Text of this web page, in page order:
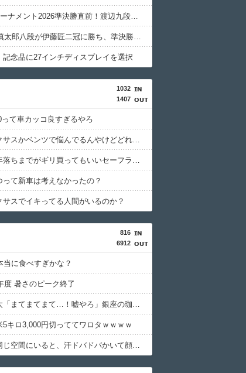
ABEMA地域トーナメント2026準決勝直前！渡辺九段のガチ優勝予想＆予選丸わかりＳP
【JT杯】斎藤慎太郎八段が伊藤匠二冠に勝ち、準決勝進出
記念品に27インチディスプレイを選択
1032
1407
って車カッコ良すぎるやろ
ポルシェかレクサスかベンツで悩んでるんやけどどれがいいと思う？
中古車って何年落ちまでがギリ買ってもいいセーフライン？
て新車は考えなかったの？
サスでイキってる人間がいるのか？
816
6912
当に食べすぎかな？
度 暑さのピーク終了
俳優・三嶋健太「まてまてまて…！嘘やろ」銀座の珈琲店のコーヒーの価格に震える「失神する」「うちの米より高い」の声
5キロ3,000円切っててワロタｗｗｗｗ
マジで女性が同じ空間にいると、汗ドバドバかいて顔真っ赤になる症状の治し方教えてくれ